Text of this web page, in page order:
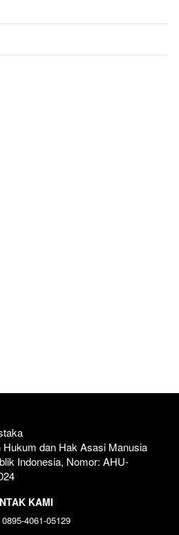
Hukum dan Hak Asasi Manusia
Indonesia, Nomor: AHU-
KAMI
0895-4061-05129